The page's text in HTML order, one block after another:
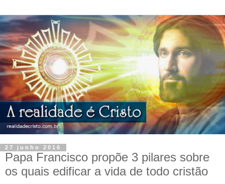
27 junho 2016
Papa Francisco propõe 3 pilares sobre
os quais edificar a vida de todo cristão